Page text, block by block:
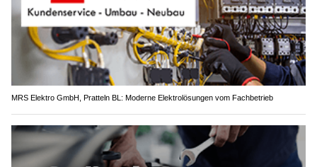
MRS Elektro GmbH, Pratteln BL: Moderne Elektrolösungen vom Fachbetrieb